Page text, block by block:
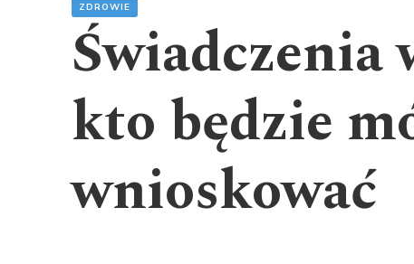
ZDROWIE
Świadczenia
kto będzie
wnioskować